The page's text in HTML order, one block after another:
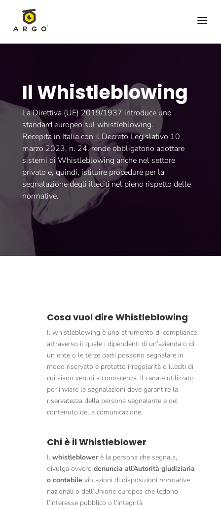
a
Il Whistleblowing
La Direttiva (UE) 2019/1937 introduce uno
standard europeo sul whistleblowing.
Recepita in Italia con il Decreto Legislativo 10
marzo 2023, n. 24. rende obbligatorio adottare
sistemi di Whistleblowing anche nel settore
privato e, quindi, istituire procedure per la
segnalazione degli illeciti nel pieno rispetto delle
normative.
Cosa vuol dire Whistleblowing
Il whistleblowing è uno strumento di compliance
attraverso il quale i dipendenti di un’azienda o di
un ente o le terze parti possono segnalare in
modo riservato e protetto irregolarità o illeciti di
cui siano venuti a conoscenza. Il canale utilizzato
per inviare le segnalazioni deve garantire la
riservatezza della persona segnalante e del
contenuto della comunicazione.
Chi è il Whistleblower
Il whistleblowerè la persona che segnala,
divulga ovvero denuncia all’Autorità giudiziaria
o contabile violazioni di disposizioni normative
nazionali o dell’Unione europea che ledono
l’interesse pubblico o l’integrità